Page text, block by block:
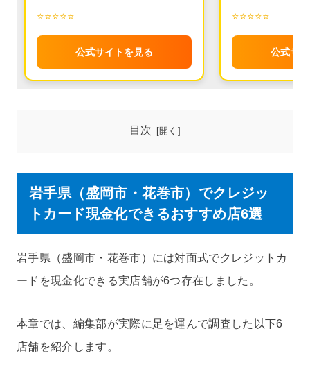
⭐️⭐️⭐️⭐️⭐️
公式サイトを見る
⭐️⭐️⭐️⭐️⭐️
公式サ
目次
岩手県（盛岡市・花巻市）でクレジッ
トカード現金化できるおすすめ店6選
岩手県（盛岡市・花巻市）には対面式でクレジットカ
ードを現金化できる実店舗が6つ存在しました。
本章では、編集部が実際に足を運んで調査した以下6
店舗を紹介します。